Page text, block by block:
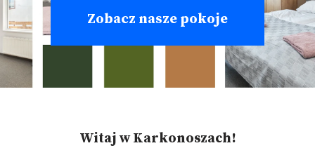
Zobacz nasze pokoje
Witaj w Karkonoszach!